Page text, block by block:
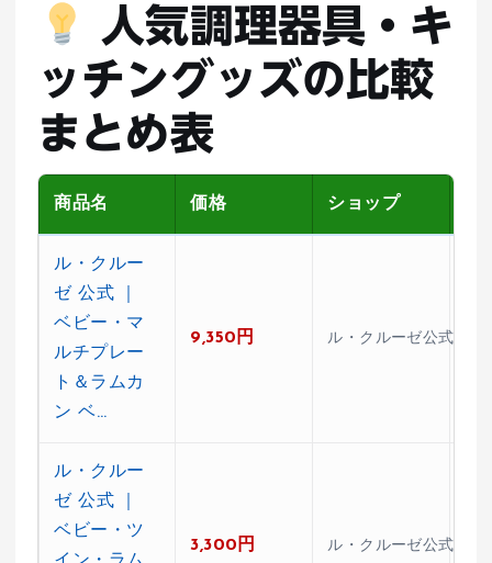
人気調理器具・キ
ッチングッズの比較
まとめ表
商品名 価格 ショップ
ル・クルー
ゼ 公式 ｜
ベビー・マ
ルチプレー
ト＆ラムカ
ン ベ…
9,350円 ル・クルーゼ公式ショ
ル・クルー
ゼ 公式 ｜
ベビー・ツ
3,300円 ル・クルーゼ公式ショ